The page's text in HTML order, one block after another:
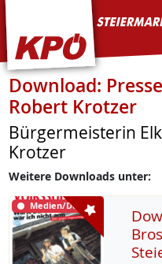
KPÖ Steiermark
Download:
Robert Krotzer
Bürgermeisterin
Krotzer
Weitere Downloads unter:
Medien/Download